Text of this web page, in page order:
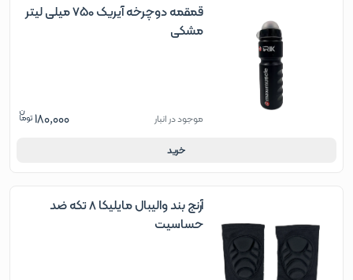
قمقمه دوچرخه آیریک 750 میلی لیتر
مشکی
موجود در انبار 180,000
خرید
آرنج بند والیبال مایلیکا 8 تکه ضد
حساسیت